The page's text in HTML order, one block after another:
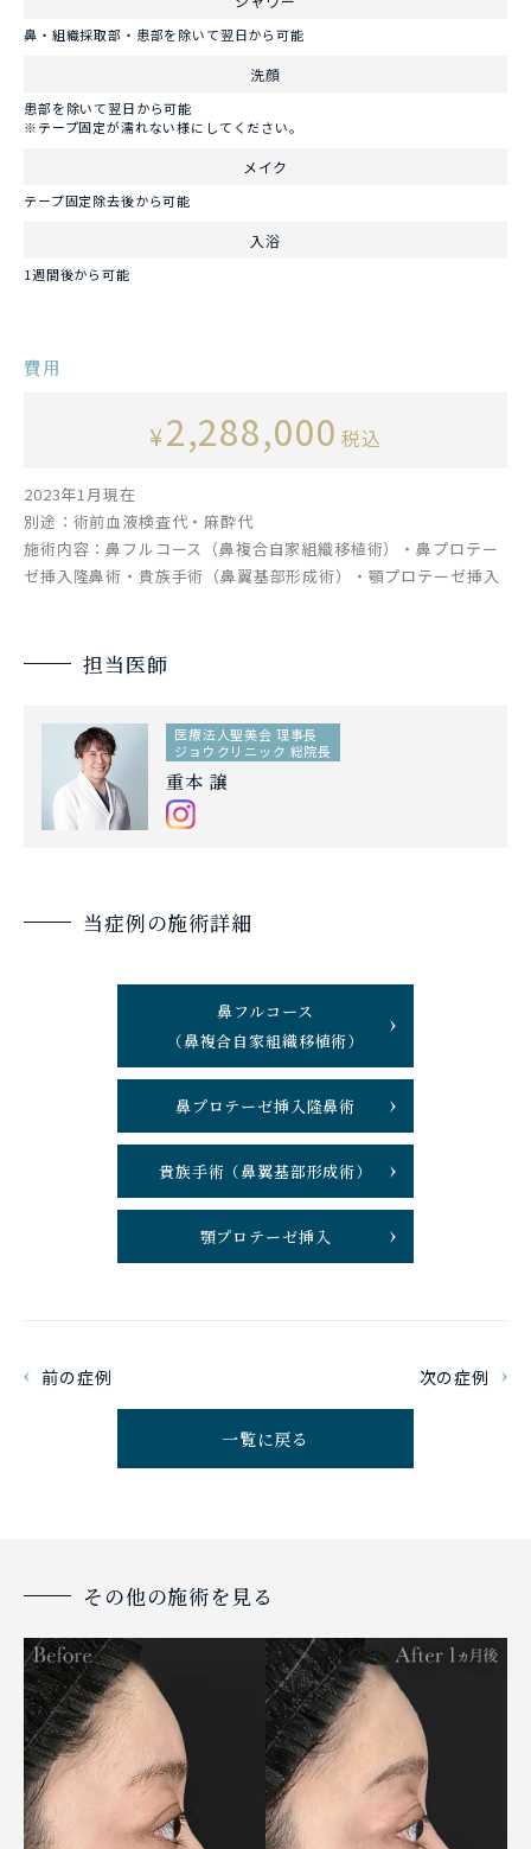
鼻・組織採取部・患部を除いて翌日から可能
洗顔
患部を除いて翌日から可能
※テープ固定が濡れない様にしてください。
メイク
テープ固定除去後から可能
入浴
1週間後から可能
費用
¥2,288,000 税込
2023年1月現在
別途：術前血液検査代・麻酔代
施術内容：鼻フルコース（鼻複合自家組織移植術）・鼻プロテー
ゼ挿入隆鼻術・貴族手術（鼻翼基部形成術）・顎プロテーゼ挿入
担当医師
医療法人聖美会 理事長
ジョウクリニック 総院長
重本 譲
当症例の施術詳細
鼻フルコース
（鼻複合自家組織移植術）
鼻プロテーゼ挿入隆鼻術
貴族手術（鼻翼基部形成術）
顎プロテーゼ挿入
前の症例 次の症例
一覧に戻る
その他の施術を見る